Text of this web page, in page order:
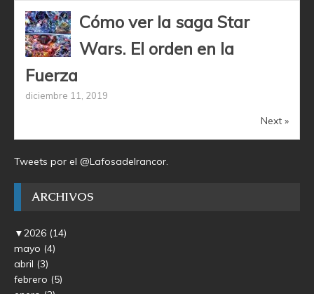
Cómo ver la saga Star
Wars. El orden en la
Fuerza
diciembre 11, 2019
Next »
Tweets por el @Lafosadelrancor.
ARCHIVOS
▼2026 (14)
mayo (4)
abril (3)
febrero (5)